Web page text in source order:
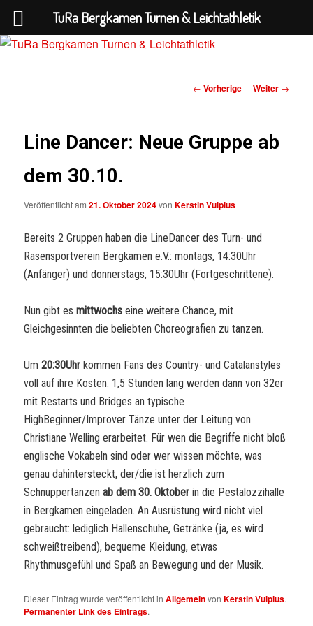
Leichtathletik
Beitrags-
← Vorherige Weiter →
Line Dancer: Neue Gruppe ab
dem 30.10.
Veröffentlicht am21. Oktober 2024vonKerstin Vulpius
Bereits 2 Gruppen haben die LineDancer des Turn- und
Rasensportverein Bergkamen e.V.: montags, 14:30Uhr
(Anfänger) und donnerstags, 15:30Uhr (Fortgeschrittene).
Nun gibt esmittwochs eine weitere Chance, mit
Gleichgesinnten die beliebten Choreografien zu tanzen.
Um20:30Uhr kommen Fans des Country- und Catalanstyles
voll auf ihre Kosten. 1,5 Stunden lang werden dann von 32er
mit Restarts und Bridges an typische
HighBeginner/Improver Tänze unter der Leitung von
Christiane Welling erarbeitet. Für wen die Begriffe nicht bloß
englische Vokabeln sind oder wer wissen möchte, was
genau dahintersteckt, der/die ist herzlich zum
Schnuppertanzenab dem 30. Oktober in die Pestalozzihalle
in Bergkamen eingeladen. An Ausrüstung wird nicht viel
gebraucht: lediglich Hallenschuhe, Getränke (ja, es wird
schweißtreibend), bequeme Kleidung, etwas
Rhythmusgefühl und Spaß an Bewegung und der Musik.
Dieser Eintrag wurde veröffentlicht inAllgemeinvonKerstin Vulpius.
Permanenter Link des Eintrags.
TuRa Bergkamen Turnen & Leichtathletik